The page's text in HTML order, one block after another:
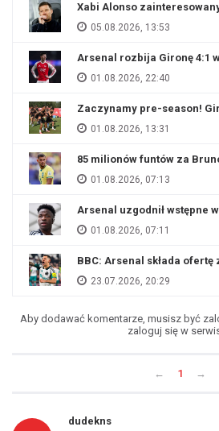
Xabi Alonso
05.08.2026, 13:53
Arsenal rozbija Gironę 4:1
01.08.2026, 22:40
Zaczynamy pre-season!
01.08.2026, 13:31
85 milionów funtów za
01.08.2026, 07:13
Arsenal uzgodnił wstępne
01.08.2026, 07:11
BBC: Arsenal składa ofertę
23.07.2026, 20:29
Aby dodawać komentarze, musisz być
zaloguj się w
← 1 →
dudekns